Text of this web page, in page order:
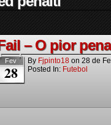
– O pior
Fev
28
By Fjpinto18 on 28 de
Posted In: Futebol